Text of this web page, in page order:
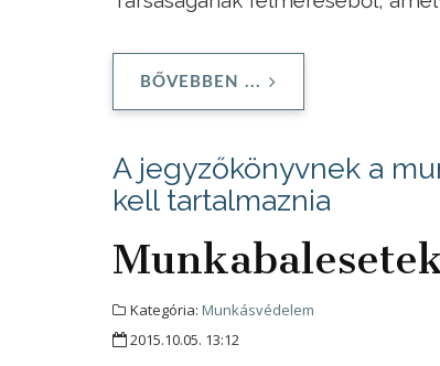
BŐVEBBEN ...
A jegyzőkönyvnek a
kell tartalmaznia
Kategória: Munkásvédelem
2015.10.05. 13:12